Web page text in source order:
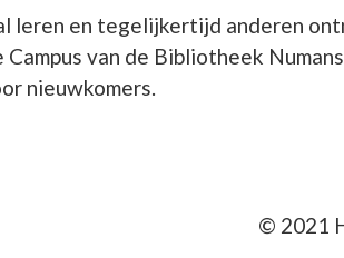
leren en tegelijkertijd anderen
Campus van de Bibliotheek
nieuwkomers.
© 2021